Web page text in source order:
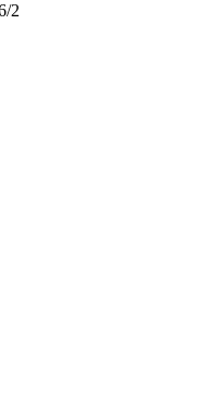
2